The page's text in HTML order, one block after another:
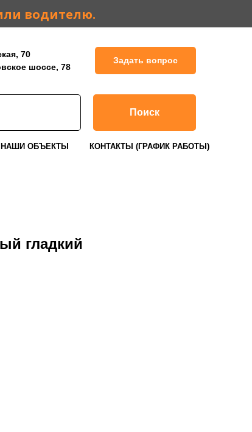
водителю.
70
шоссе, 78
Задать вопрос
Поиск
ОБЪЕКТЫ КОНТАКТЫ (ГРАФИК РАБОТЫ)
гладкий